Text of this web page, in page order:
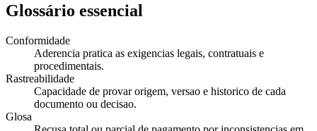
Glossário essencial
Conformidade
Aderencia pratica as exigencias legais, contratuais e
procedimentais.
Rastreabilidade
Capacidade de provar origem, versao e historico de cada
documento ou decisao.
Glosa